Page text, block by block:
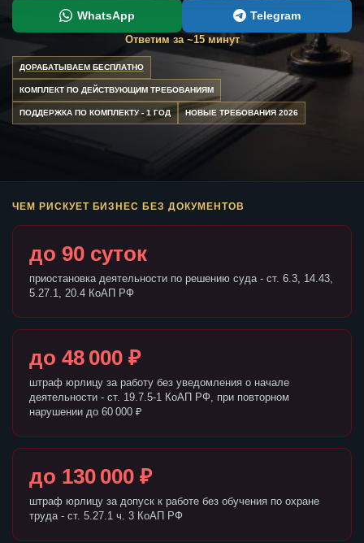
WhatsApp Telegram
Ответим за ~15 минут
ДОРАБАТЫВАЕМ БЕСПЛАТНО
КОМПЛЕКТ ПО ДЕЙСТВУЮЩИМ ТРЕБОВАНИЯМ
ПОДДЕРЖКА ПО КОМПЛЕКТУ - 1 ГОД НОВЫЕ ТРЕБОВАНИЯ 2026
ЧЕМ РИСКУЕТ БИЗНЕС БЕЗ ДОКУМЕНТОВ
до 90 суток
приостановка деятельности по решению суда - ст. 6.3, 14.43,
5.27.1, 20.4 КоАП РФ
до 48 000 ₽
штраф юрлицу за работу без уведомления о начале
деятельности - ст. 19.7.5-1 КоАП РФ, при повторном
нарушении до 60 000 ₽
до 130 000 ₽
штраф юрлицу за допуск к работе без обучения по охране
труда - ст. 5.27.1 ч. 3 КоАП РФ